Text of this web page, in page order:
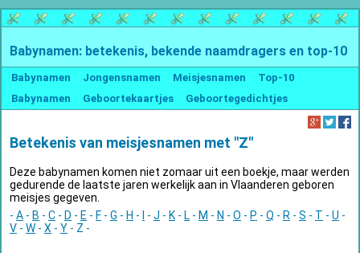
Babynamen: betekenis, bekende naamdragers en top-10
Babynamen Jongensnamen Meisjesnamen
Top-10
Babynamen
Geboortekaartjes Geboortegedichtjes
Betekenis van meisjesnamen met "Z"
Deze babynamen komen niet zomaar uit een boekje, maar werden
gedurende de laatste jaren werkelijk aan in Vlaanderen geboren
meisjes gegeven.
- A - B - C - D - E - F - G - H - I - J - K - L - M - N - O - P - Q - R - S - T - U -
V - W - X - Y - Z -